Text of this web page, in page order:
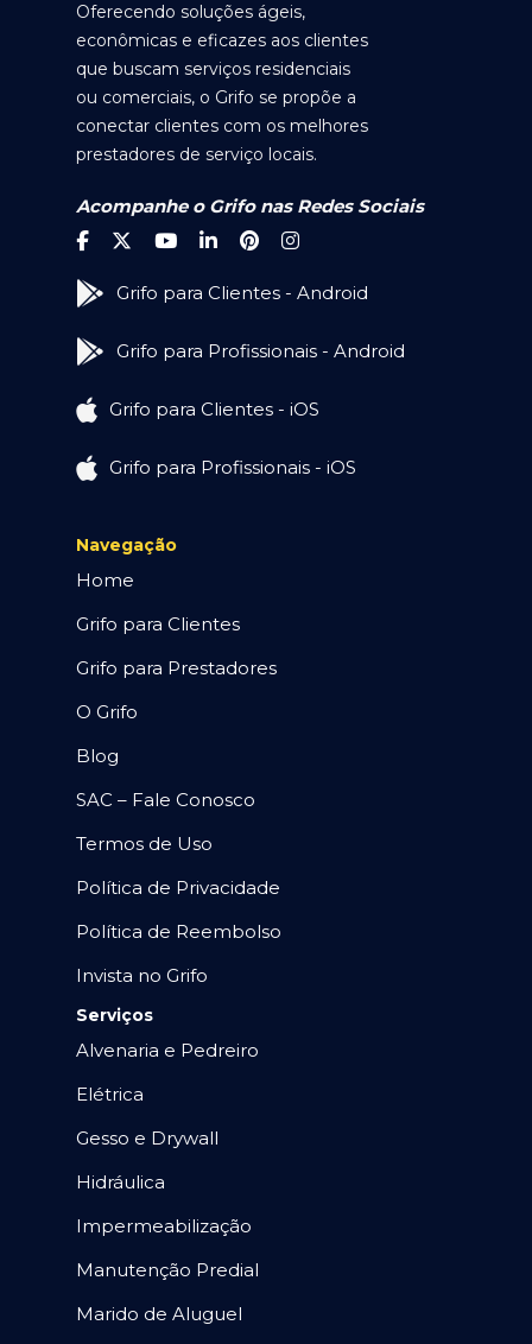
Oferecendo soluções ágeis,
econômicas e eficazes aos clientes
que buscam serviços residenciais
ou comerciais, o Grifo se propõe a
conectar clientes com os melhores
prestadores de serviço locais.
Acompanhe o Grifo nas Redes Sociais
Grifo para Clientes - Android
Grifo para Profissionais - Android
Grifo para Clientes - iOS
Grifo para Profissionais - iOS
Navegação
Home
Grifo para Clientes
Grifo para Prestadores
O Grifo
Blog
SAC – Fale Conosco
Termos de Uso
Política de Privacidade
Política de Reembolso
Invista no Grifo
Serviços
Alvenaria e Pedreiro
Elétrica
Gesso e Drywall
Hidráulica
Impermeabilização
Manutenção Predial
Marido de Aluguel